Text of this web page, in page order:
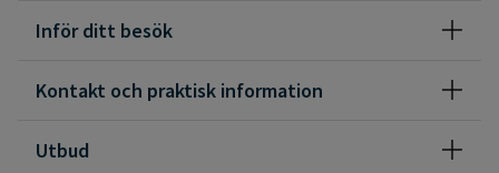
Målet är att du ska kunna behålla och utveckla dina
delaktigt liv.
Inför ditt besök
Kontakt och praktisk information
Utbud